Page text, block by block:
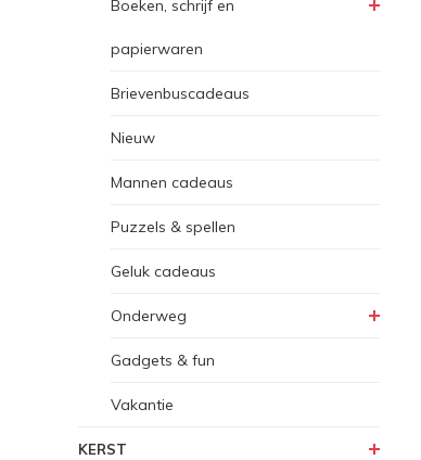
Boeken, schrijf en
papierwaren
Brievenbuscadeaus
Nieuw
Mannen cadeaus
Puzzels & spellen
Geluk cadeaus
Onderweg
Gadgets & fun
Vakantie
KERST